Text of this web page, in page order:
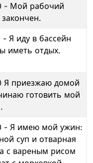
- Мой рабочий
- Я иду в бассейн
иметь отдых.
Я приезжаю домой
готовить мой
- Я имею мой ужин:
суп и отварная
с вареным рисом